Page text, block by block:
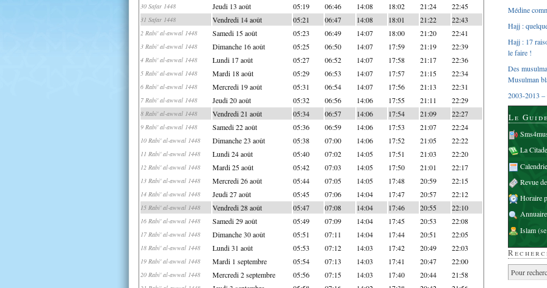
30 Safar 1448 Jeudi 13 août 05:19 06:46 14:08 18:02 21:24 22:45
31 Safar 1448 Vendredi 14 août 05:21 06:47 14:08 18:01 21:22 22:43
2 Rabi' al-awwal 1448 Samedi 15 août 05:23 06:49 14:07 18:00 21:20 22:41
3 Rabi' al-awwal 1448 Dimanche 16 août 05:25 06:50 14:07 17:59 21:19 22:39
4 Rabi' al-awwal 1448 Lundi 17 août 05:27 06:52 14:07 17:58 21:17 22:36
5 Rabi' al-awwal 1448 Mardi 18 août 05:29 06:53 14:07 17:57 21:15 22:34
6 Rabi' al-awwal 1448 Mercredi 19 août 05:31 06:54 14:07 17:56 21:13 22:31
7 Rabi' al-awwal 1448 Jeudi 20 août 05:32 06:56 14:06 17:55 21:11 22:29
8 Rabi' al-awwal 1448 Vendredi 21 août 05:34 06:57 14:06 17:54 21:09 22:27
9 Rabi' al-awwal 1448 Samedi 22 août 05:36 06:59 14:06 17:53 21:07 22:24
10 Rabi' al-awwal 1448 Dimanche 23 août 05:38 07:00 14:06 17:52 21:05 22:22
11 Rabi' al-awwal 1448 Lundi 24 août 05:40 07:02 14:05 17:51 21:03 22:20
12 Rabi' al-awwal 1448 Mardi 25 août 05:42 07:03 14:05 17:50 21:01 22:17
13 Rabi' al-awwal 1448 Mercredi 26 août 05:44 07:05 14:05 17:48 20:59 22:15
14 Rabi' al-awwal 1448 Jeudi 27 août 05:45 07:06 14:04 17:47 20:57 22:12
15 Rabi' al-awwal 1448 Vendredi 28 août 05:47 07:08 14:04 17:46 20:55 22:10
16 Rabi' al-awwal 1448 Samedi 29 août 05:49 07:09 14:04 17:45 20:53 22:08
17 Rabi' al-awwal 1448 Dimanche 30 août 05:51 07:11 14:04 17:44 20:51 22:05
18 Rabi' al-awwal 1448 Lundi 31 août 05:53 07:12 14:03 17:42 20:49 22:03
19 Rabi' al-awwal 1448 Mardi 1 septembre 05:54 07:13 14:03 17:41 20:47 22:00
20 Rabi' al-awwal 1448 Mercredi 2 septembre 05:56 07:15 14:03 17:40 20:44 21:58
Médine
Hajj :
Hajj : 17
le faire !
Des
Musulman
2003-2013 –
Le
La
Revue
Horaire
Islam